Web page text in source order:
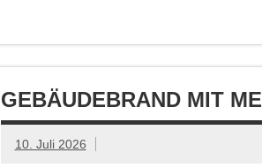
GEBÄUDEBRAND MIT
10. Juli 2026